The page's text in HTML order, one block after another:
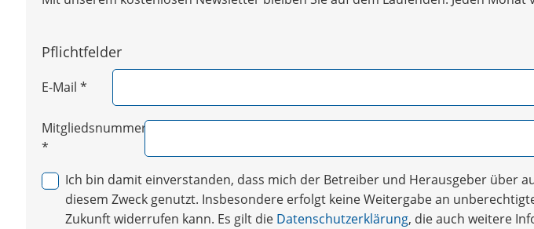
Pflichtfelder
E-Mail *
Mitgliedsnummer
*
Ich bin damit einverstanden, dass mich der Betreiber und Herausgeber über
diesem Zweck genutzt. Insbesondere erfolgt keine Weitergabe an
Zukunft widerrufen kann. Es gilt die Datenschutzerklärung, die auch weitere